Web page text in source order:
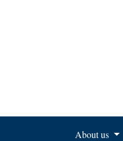
About us